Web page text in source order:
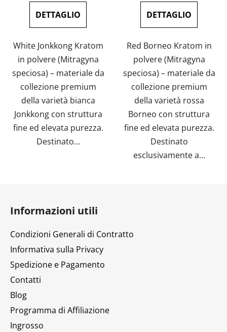
è
5
stelle.
misura:
DETTAGLIO
White Jonkkong Kratom
in polvere (Mitragyna
speciosa) – materiale da
collezione premium
della varietà bianca
Jonkkong con struttura
fine ed elevata purezza.
Destinato...
è
5
stelle.
misura:
DETTAGLIO
Red Borneo Kratom in
polvere (Mitragyna
speciosa) – materiale da
collezione premium
della varietà rossa
Borneo con struttura
fine ed elevata purezza.
Destinato
esclusivamente a...
Informazioni utili
Condizioni Generali di Contratto
Informativa sulla Privacy
Spedizione e Pagamento
Contatti
Blog
Programma di Affiliazione
Ingrosso